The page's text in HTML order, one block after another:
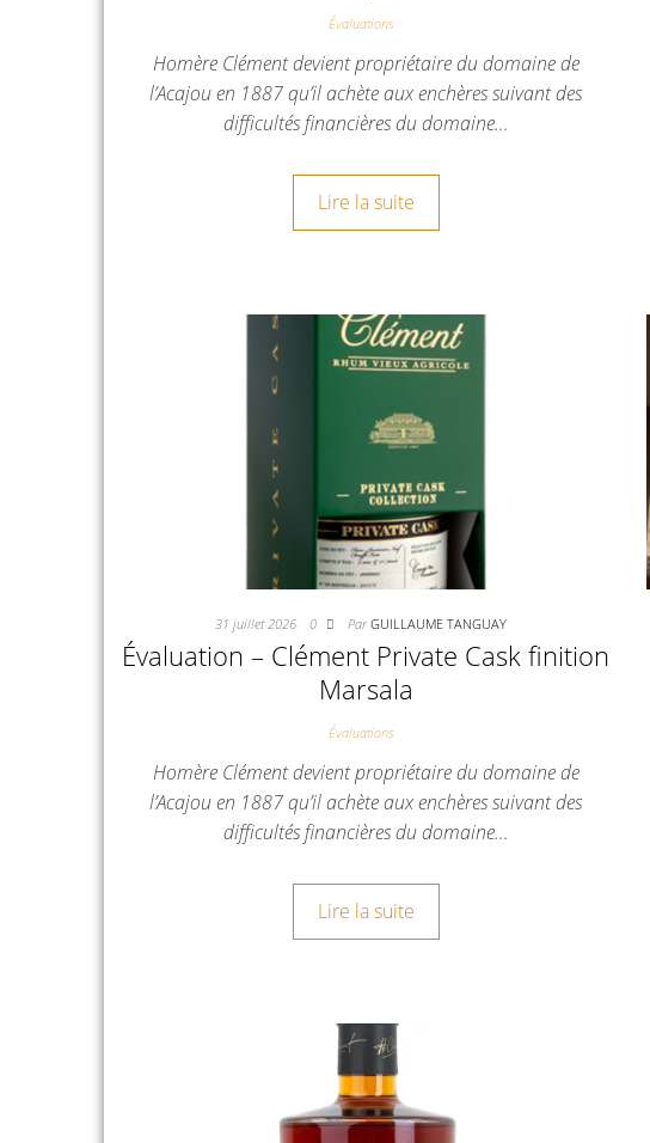
Évaluations
Homère Clément devient propriétaire du domaine de
l’Acajou en 1887 qu’il achète aux enchères suivant des
difficultés financières du domaine…
Lire la suite
31 juillet 2026 0 ParGUILLAUME TANGUAY
Évaluation – Clément Private Cask finition
Marsala
Évaluations
Homère Clément devient propriétaire du domaine de
l’Acajou en 1887 qu’il achète aux enchères suivant des
difficultés financières du domaine…
Lire la suite